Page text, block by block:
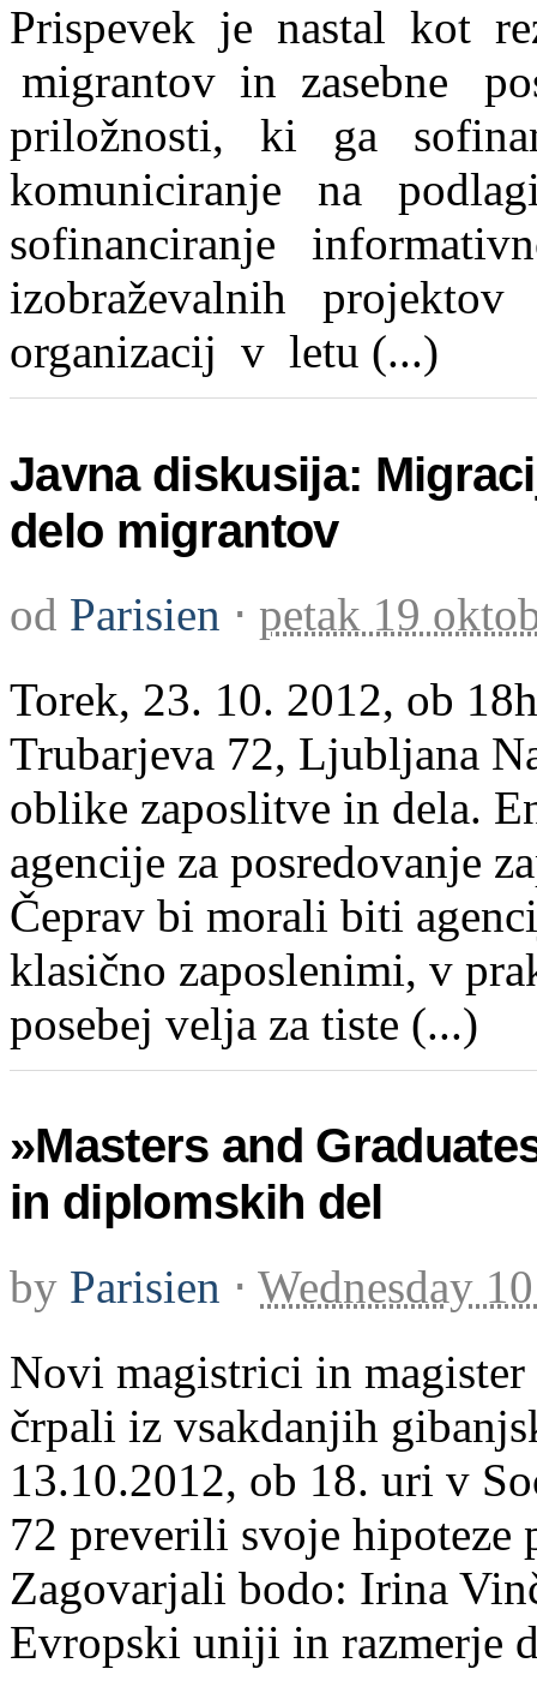
Prispevek je nastal kot
migrantov in zasebne
priložnosti, ki ga
komuniciranje na
sofinanciranje
izobraževalnih
organizacij v letu (...)
Javna diskusija:
delo migrantov
od Parisien ⋅ petak 19
Torek, 23. 10. 2012, ob
Trubarjeva 72, Ljubljana
oblike zaposlitve in dela.
agencije za posredovanje
Čeprav bi morali biti
klasično zaposlenimi, v
posebej velja za tiste (...)
»Masters and
in diplomskih del
by Parisien ⋅ Wednesday
Novi magistrici in
črpali iz vsakdanjih
13.10.2012, ob 18. uri v
72 preverili svoje hipoteze
Zagovarjali bodo: Irina
Evropski uniji in razmerje